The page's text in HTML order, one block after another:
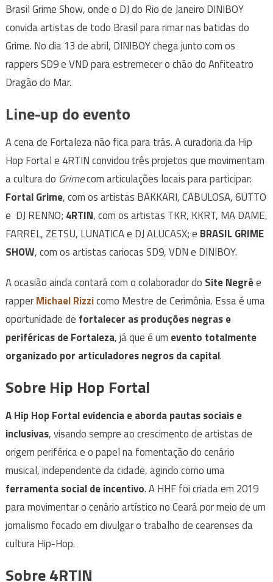
Brasil Grime Show, onde o DJ do Rio de Janeiro DINIBOY
convida artistas de todo Brasil para rimar nas batidas do
Grime. No dia 13 de abril, DINIBOY chega junto com os
rappers SD9 e VND para estremecer o chão do Anfiteatro
Dragão do Mar.
Line-up do evento
A cena de Fortaleza não fica para trás. A curadoria da Hip
Hop Fortal e 4RTIN convidou três projetos que movimentam
a cultura do Grimecom articulações locais para participar:
Fortal Grime, com os artistas BAKKARI, CABULOSA, 6UTTO
e DJ RENNO; 4RTIN, com os artistas TKR, KKRT, MA DAME,
FARREL, ZETSU, LUNATICA e DJ ALUCASX; e BRASIL GRIME
SHOW, com os artistas cariocas SD9, VDN e DINIBOY.
A ocasião ainda contará com o colaborador do Site Negrêe
rapperMichael Rizzicomo Mestre de Cerimônia. Essa é uma
oportunidade de fortalecer as produções negras e
periféricas de Fortaleza, já que é um evento totalmente
organizado por articuladores negros da capital.
Sobre Hip Hop Fortal
A Hip Hop Fortal evidencia e aborda pautas sociais e
inclusivas, visando sempre ao crescimento de artistas de
origem periférica e o papel na fomentação do cenário
musical, independente da cidade, agindo como uma
ferramenta social de incentivo. A HHF foi criada em 2019
para movimentar o cenário artístico no Ceará por meio de um
jornalismo focado em divulgar o trabalho de cearenses da
cultura Hip-Hop.
Sobre 4RTIN